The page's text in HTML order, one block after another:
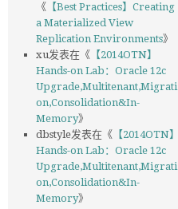
《 【Best Practices】Creating
a Materialized View
Replication Environments》
xu发表在《 【2014OTN】
Hands-on Lab：Oracle 12c
Upgrade,Multitenant,Migrati
on,Consolidation&In-
Memory》
dbstyle发表在《 【2014OTN】
Hands-on Lab：Oracle 12c
Upgrade,Multitenant,Migrati
on,Consolidation&In-
Memory》